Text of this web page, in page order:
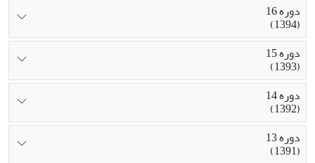
دوره 16
(1394)
دوره 15
(1393)
دوره 14
(1392)
دوره 13
(1391)